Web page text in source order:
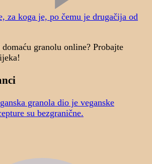
za koga je, po čemu je drugačija od